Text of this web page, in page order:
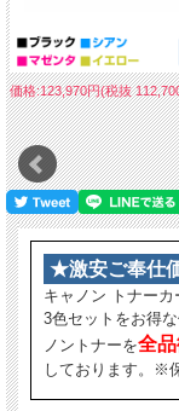
価格:123,970円(税抜
★激安ご奉仕
キャノン トナーカ
3色セットをお得
ノントナーを全
しております。※